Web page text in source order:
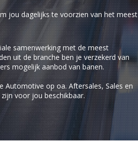
jou dagelijks te voorzien van het meest
samenwerking met de meest
uit de branche ben je verzekerd van
mogelijk aanbod van banen.
Automotive op oa. Aftersales, Sales en
voor jou beschikbaar.